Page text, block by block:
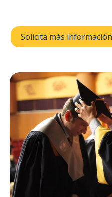
Solicita más información